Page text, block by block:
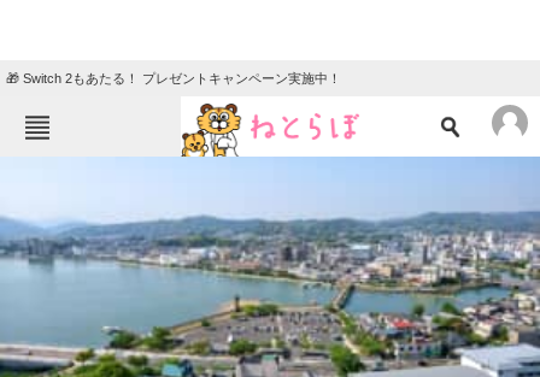
🎁 Switch 2もあたる！ プレゼントキャンペーン実施中！
エンタメ クイズ
地域
住まい 教育・育児